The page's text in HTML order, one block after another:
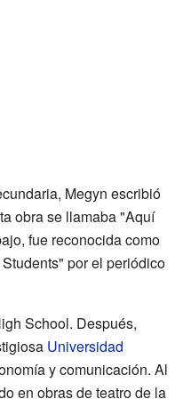
Megyn escribió
obra se llamaba "Aquí
fue reconocida como
por el periódico
School. Después,
Universidad
y comunicación. Al
en obras de teatro de la